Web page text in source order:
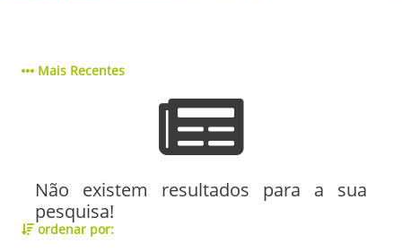
Mais Recentes
Não existem resultados para a sua
pesquisa!
ordenar por: